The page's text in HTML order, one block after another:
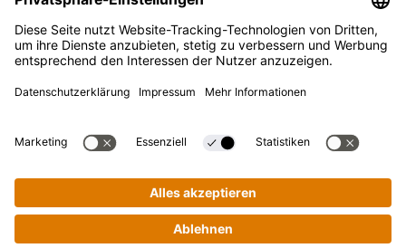
Presse
Kikkoman ist ein eingetragenes Warenzeichen der Kikkoman
© Kikkoman Trading Europe GmbH 2023 – 2026
Theodorstraße 180, 40472 Düsseldorf, Germany
Privatsphäre-Einstellungen
Impressum
Datenschutzerklärung